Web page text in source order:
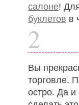
салоне!
буклетов в
2
Вы
торговле.
остро. Да и